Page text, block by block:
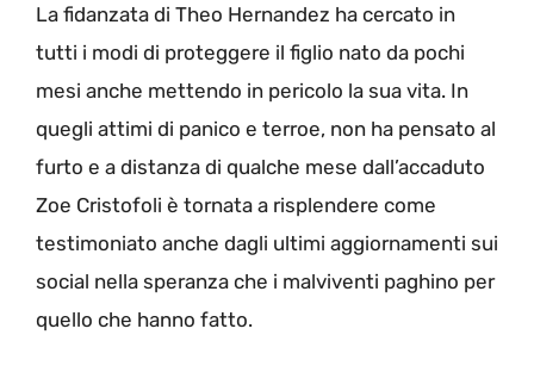
La fidanzata di Theo Hernandez ha cercato in
tutti i modi di proteggere il figlio nato da pochi
mesi anche mettendo in pericolo la sua vita. In
quegli attimi di panico e terroe, non ha pensato al
furto e a distanza di qualche mese dall’accaduto
Zoe Cristofoli è tornata a risplendere come
testimoniato anche dagli ultimi aggiornamenti sui
social nella speranza che i malviventi paghino per
quello che hanno fatto.